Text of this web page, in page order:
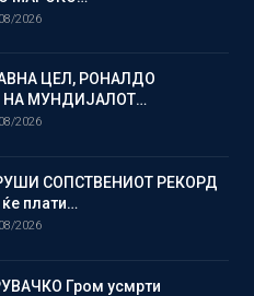
2026
ЦЕЛ, РОНАЛДО
НА МУНДИЈАЛОТ…
2026
СОПСТВЕНИОТ РЕКОРД
плати…
2026
Гром усмрти